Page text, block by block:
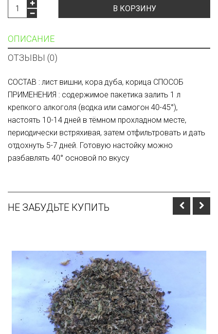
В КОРЗИНУ
ОПИСАНИЕ
ОТЗЫВЫ (0)
СОСТАВ : лист вишни, кора дуба, корица СПОСОБ
ПРИМЕНЕНИЯ : содержимое пакетика залить 1 л
крепкого алкоголя (водка или самогон 40-45°),
настоять 10-14 дней в тёмном прохладном месте,
периодически встряхивая, затем отфильтровать и дать
отдохнуть 5-7 дней. Готовую настойку можно
разбавлять 40° основой по вкусу
НЕ ЗАБУДЬТЕ КУПИТЬ